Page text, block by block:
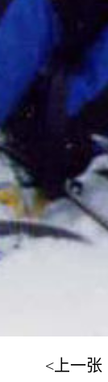
<上一张